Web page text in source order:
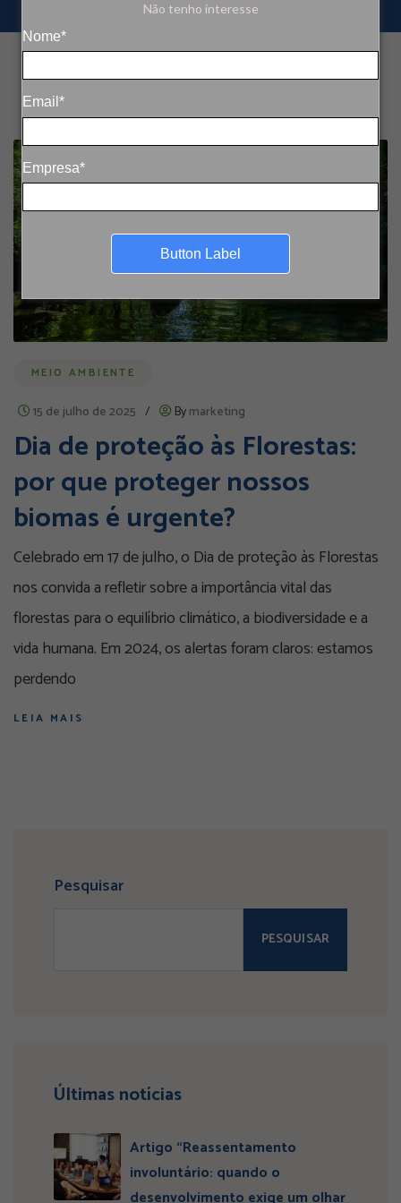
Não tenho interesse
Nome*
Email*
Empresa*
Button Label
MEIO AMBIENTE
15 de julho de 2025 / Bymarketing
Dia de proteção às Florestas:
por que proteger nossos
biomas é urgente?
Celebrado em 17 de julho, o Dia de proteção às Florestas
nos convida a refletir sobre a importância vital das
florestas para o equilíbrio climático, a biodiversidade e a
vida humana. Em 2024, os alertas foram claros: estamos
perdendo
LEIA MAIS
Pesquisar
PESQUISAR
Últimas notícias
Artigo “Reassentamento
involuntário: quando o